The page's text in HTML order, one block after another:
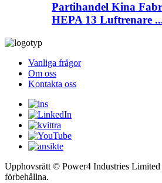
Partihandel Kina
HEPA 13 Luftrenare
Vanliga frågor
Om oss
Kontakta oss
Upphovsrätt © Power4 Industries
förbehållna.